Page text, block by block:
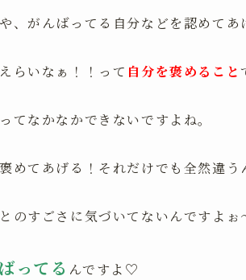
、がんばってる自分などを認めてあ
らいなぁ！！って 自分を褒めること
てなかなかできないですよね。
めてあげる！それだけでも全然違
のすごさに気づいてないんですよぉ
ってる んですよ♡